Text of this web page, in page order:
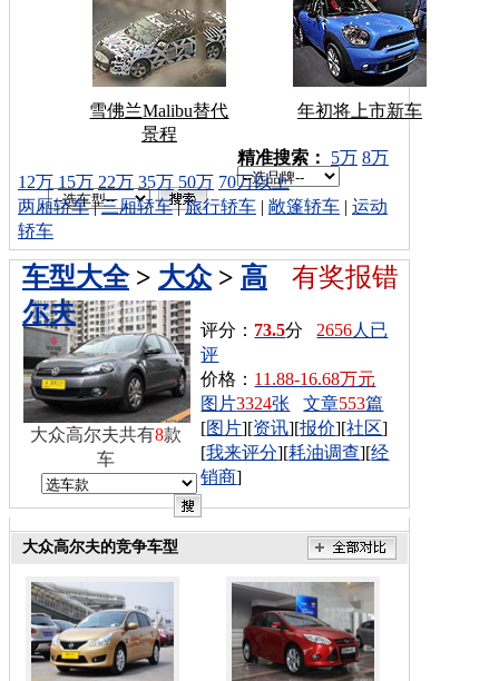
雪佛兰Malibu替代
景程
年初将上市新车
车型搜索：
精准搜索： 5万 8万
12万 15万 22万 35万 50万 70万以上
两厢轿车|三厢轿车|旅行轿车 | 敞篷轿车 | 运动
轿车
有奖报错
车型大全> 大众> 高
尔夫
评分： 73.5分 2656人已
评
价格： 11.88-16.68万元
图片3324张 文章553篇
[图片][资讯][报价][社区]
[我来评分][耗油调查][经
销商]
大众高尔夫共有8款
车
大众高尔夫的竞争车型